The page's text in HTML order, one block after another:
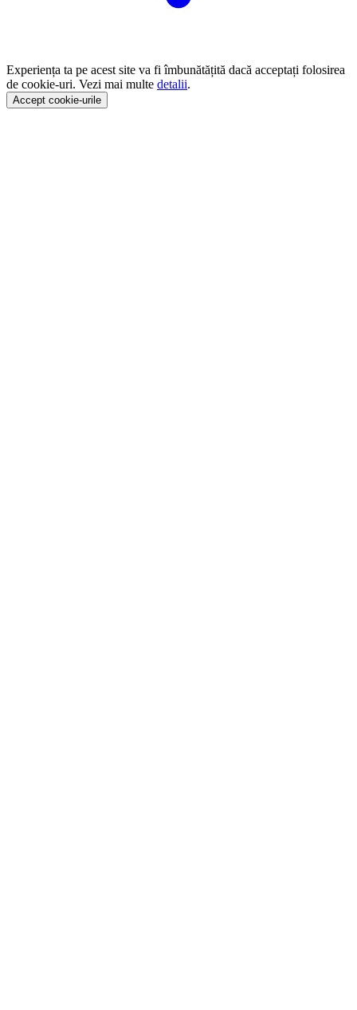
Experiența ta pe acest site va fi îmbunătățită dacă acceptați folosirea
de cookie-uri. Vezi mai multe detalii.
Accept cookie-urile